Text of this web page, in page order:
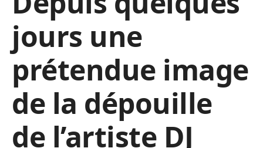
jours une
prétendue image
de la dépouille
de l’artiste DJ